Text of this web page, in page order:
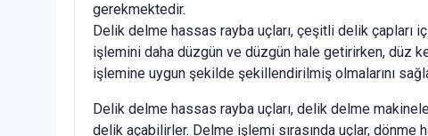
gerekmektedir.
Delik delme hassas rayba uçları, çeşitli delik çapları
işlemini daha düzgün ve düzgün hale getirirken, düz
işlemine uygun şekilde şekillendirilmiş olmalarını
Delik delme hassas rayba uçları, delik delme
delik açabilirler. Delme işlemi sırasında uçlar,